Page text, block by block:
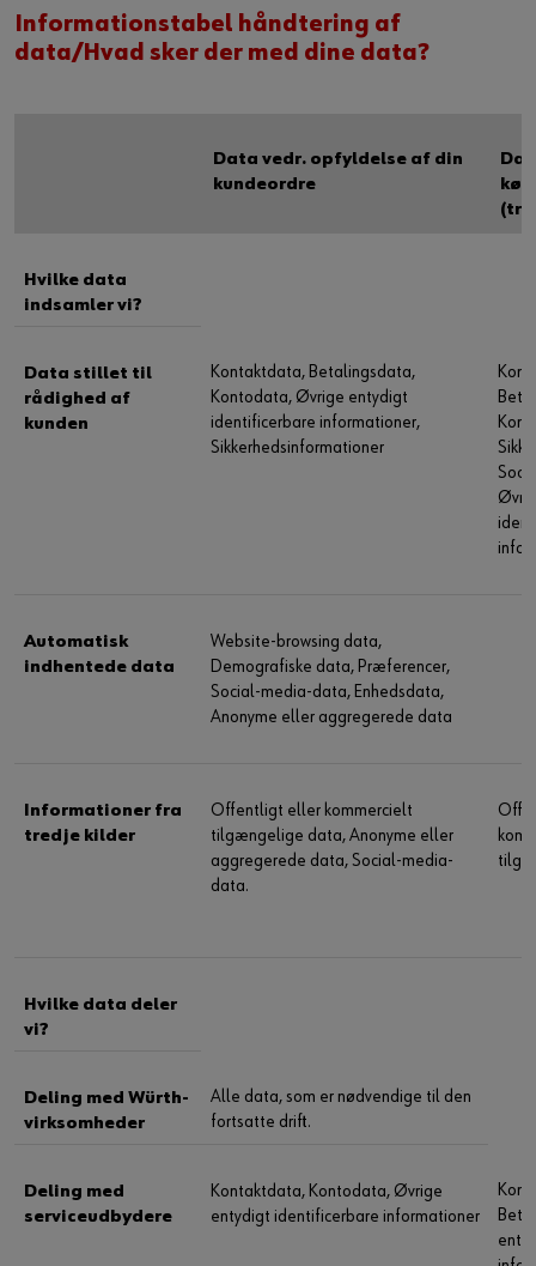
Informationstabel håndtering af
data/Hvad sker der med dine data?
Data vedr. opfyldelse af din
kundeordre
Hvilke data
indsamler vi?
Data stillet til
rådighed af
kunden
Kontaktdata, Betalingsdata,
Kontodata, Øvrige entydigt
identificerbare informationer,
Sikkerhedsinformationer
Automatisk
indhentede data
Website-browsing data,
Demografiske data, Præferencer,
Social-media-data, Enhedsdata,
Anonyme eller aggregerede data
Informationer fra
tredje kilder
Offentligt eller kommercielt
tilgængelige data, Anonyme eller
aggregerede data, Social-media-
data.
Hvilke data deler
vi?
Deling med Würth-
virksomheder
Alle data, som er nødvendige til den
fortsatte drift.
Deling med
serviceudbydere
Kontaktdata, Kontodata, Øvrige
entydigt identificerbare informationer